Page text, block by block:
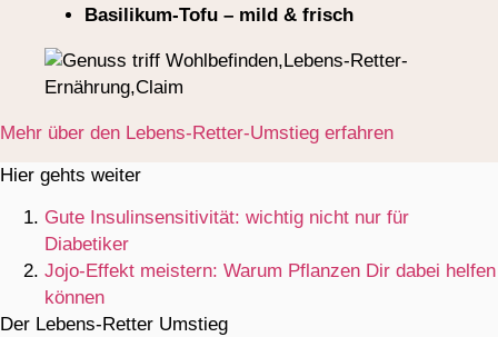
Basilikum-Tofu – mild & frisch
Mehr über den Lebens-Retter-Umstieg erfahren
Hier gehts weiter
Gute Insulinsensitivität: wichtig nicht nur für
Diabetiker
Jojo-Effekt meistern: Warum Pflanzen Dir dabei helfen
können
Der Lebens-Retter Umstieg